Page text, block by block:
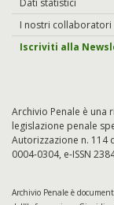
Dati statistici
I nostri collaboratori
Iscriviti alla
Archivio Penale è
legislazione penale
Autorizzazione n. 114
0004-0304, e-ISSN
Archivio Penale è